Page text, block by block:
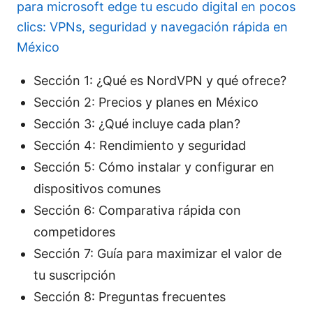
para microsoft edge tu escudo digital en pocos
clics: VPNs, seguridad y navegación rápida en
México
Sección 1: ¿Qué es NordVPN y qué ofrece?
Sección 2: Precios y planes en México
Sección 3: ¿Qué incluye cada plan?
Sección 4: Rendimiento y seguridad
Sección 5: Cómo instalar y configurar en
dispositivos comunes
Sección 6: Comparativa rápida con
competidores
Sección 7: Guía para maximizar el valor de
tu suscripción
Sección 8: Preguntas frecuentes